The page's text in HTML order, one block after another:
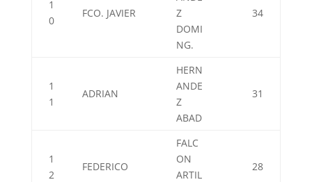
1
0
FCO. JAVIER
Z
DOMI
NG.
34
1
1
ADRIAN
HERN
ANDE
Z
ABAD
31
1
2
FEDERICO
FALC
ON
ARTIL
28